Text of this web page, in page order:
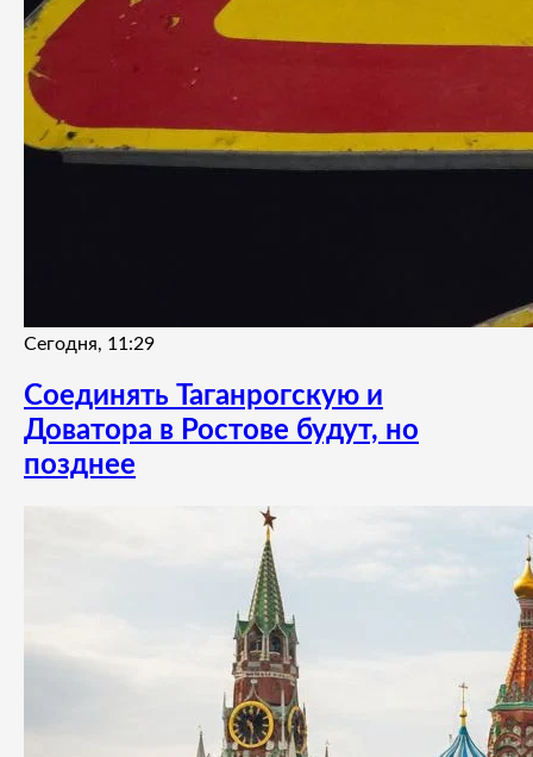
Сегодня, 11:29
Соединять Таганрогскую и
Доватора в Ростове будут, но
позднее